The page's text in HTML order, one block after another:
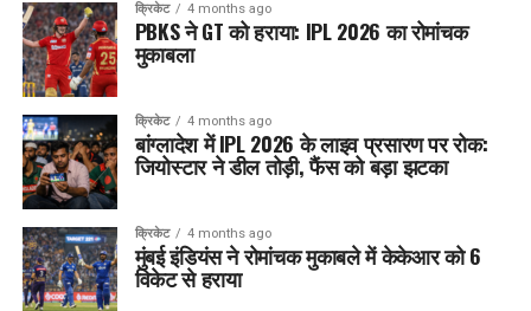
क्रिकेट 4 months ago
PBKS ने GT को हराया: IPL 2026 का रोमांचक
मुकाबला
क्रिकेट 4 months ago
बांग्लादेश में IPL 2026 के लाइव प्रसारण पर रोक:
जियोस्टार ने डील तोड़ी, फैंस को बड़ा झटका
क्रिकेट 4 months ago
मुंबई इंडियंस ने रोमांचक मुकाबले में केकेआर को 6
विकेट से हराया